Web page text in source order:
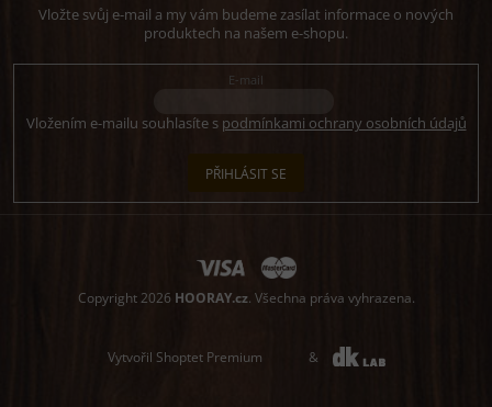
Vložte svůj e-mail a my vám budeme zasílat informace o nových
produktech na našem e-shopu.
E-mail
Vložením e-mailu souhlasíte s podmínkami ochrany osobních údajů
PŘIHLÁSIT SE
Vytvořil Shoptet Premium &
Copyright 2026 HOORAY.cz. Všechna práva vyhrazena.